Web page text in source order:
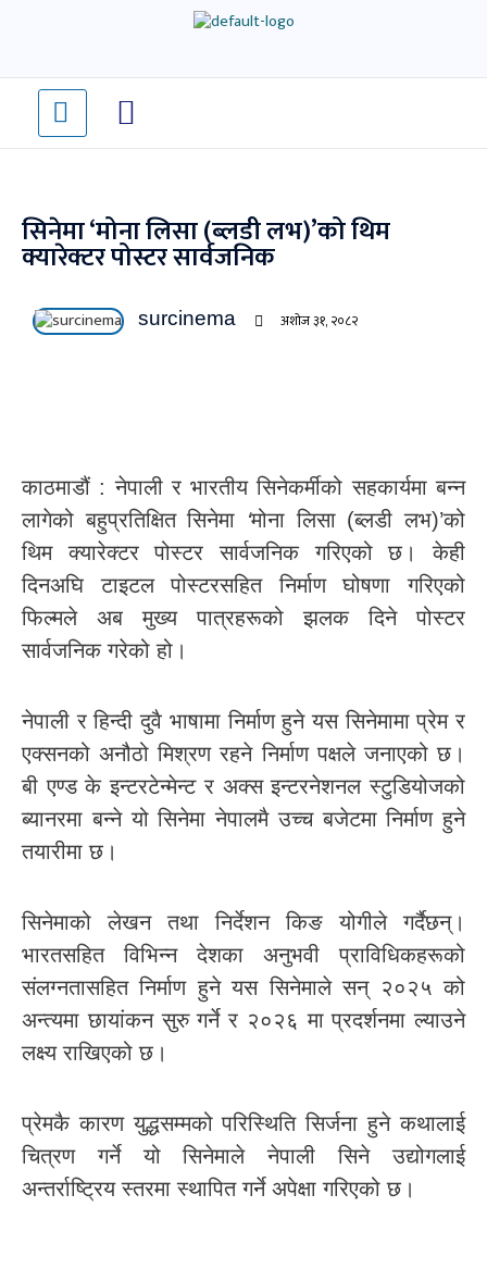
सिनेमा ‘मोना लिसा (ब्लडी लभ)’को थिम
क्यारेक्टर पोस्टर सार्वजनिक
surcinema अशोज ३१, २०८२
काठमाडौं : नेपाली र भारतीय सिनेकर्मीको सहकार्यमा बन्न
लागेको बहुप्रतिक्षित सिनेमा ‘मोना लिसा (ब्लडी लभ)’को
थिम क्यारेक्टर पोस्टर सार्वजनिक गरिएको छ। केही
दिनअघि टाइटल पोस्टरसहित निर्माण घोषणा गरिएको
फिल्मले अब मुख्य पात्रहरूको झलक दिने पोस्टर
सार्वजनिक गरेको हो।
नेपाली र हिन्दी दुवै भाषामा निर्माण हुने यस सिनेमामा प्रेम र
एक्सनको अनौठो मिश्रण रहने निर्माण पक्षले जनाएको छ।
बी एण्ड के इन्टरटेन्मेन्ट र अक्स इन्टरनेशनल स्टुडियोजको
ब्यानरमा बन्ने यो सिनेमा नेपालमै उच्च बजेटमा निर्माण हुने
तयारीमा छ।
सिनेमाको लेखन तथा निर्देशन किङ योगीले गर्दैछन्।
भारतसहित विभिन्न देशका अनुभवी प्राविधिकहरूको
संलग्नतासहित निर्माण हुने यस सिनेमाले सन् २०२५ को
अन्त्यमा छायांकन सुरु गर्ने र २०२६ मा प्रदर्शनमा ल्याउने
लक्ष्य राखिएको छ।
प्रेमकै कारण युद्धसम्मको परिस्थिति सिर्जना हुने कथालाई
चित्रण गर्ने यो सिनेमाले नेपाली सिने उद्योगलाई
अन्तर्राष्ट्रिय स्तरमा स्थापित गर्ने अपेक्षा गरिएको छ।